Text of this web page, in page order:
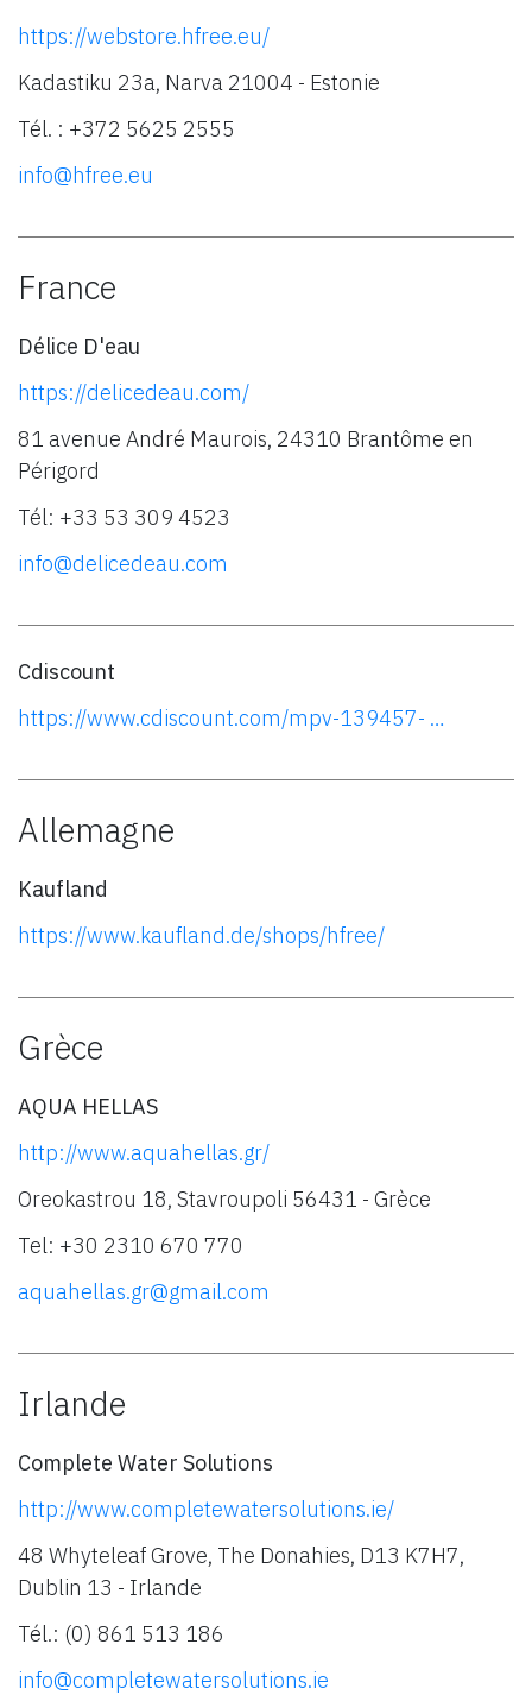
https://webstore.hfree.eu/
Kadastiku 23a, Narva 21004 - Estonie
Tél. : +372 5625 2555
info@hfree.eu
France
Délice D'eau
https://delicedeau.com/
81 avenue André Maurois, 24310 Brantôme en
Périgord
Tél: +33 53 309 4523
info@delicedeau.com
Cdiscount
https://www.cdiscount.com/mpv-139457- …
Allemagne
Kaufland
https://www.kaufland.de/shops/hfree/
Grèce
AQUA HELLAS
http://www.aquahellas.gr/
Oreokastrou 18, Stavroupoli 56431 - Grèce
Tel: +30 2310 670 770
aquahellas.gr@gmail.com
Irlande
Complete Water Solutions
http://www.completewatersolutions.ie/
48 Whyteleaf Grove, The Donahies, D13 K7H7,
Dublin 13 - Irlande
Tél.: (0) 861 513 186
info@completewatersolutions.ie